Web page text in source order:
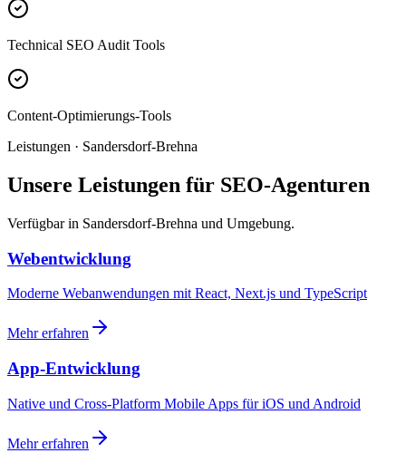
Technical SEO Audit Tools
Content-Optimierungs-Tools
Leistungen · Sandersdorf-Brehna
Unsere Leistungen für SEO-Agenturen
Verfügbar in Sandersdorf-Brehna und Umgebung.
Webentwicklung
Moderne Webanwendungen mit React, Next.js und TypeScript
Mehr erfahren
App-Entwicklung
Native und Cross-Platform Mobile Apps für iOS und Android
Mehr erfahren